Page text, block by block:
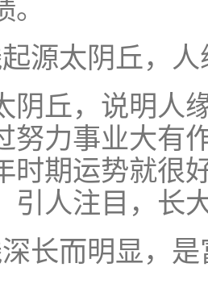
源太阴丘，
阴丘，说明人
努力事业大有
时期运势就很
引人注目，长
长而明显，